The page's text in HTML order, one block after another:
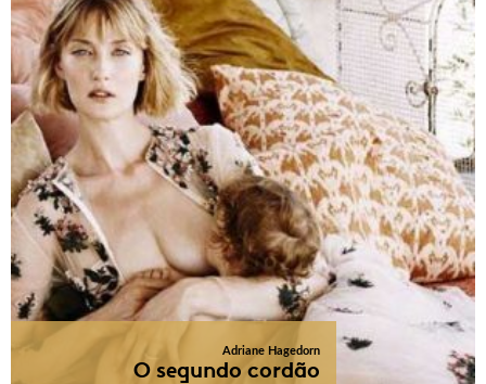
Adriane Hagedorn
O segundo cordão